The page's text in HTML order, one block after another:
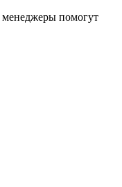
менеджеры помогут